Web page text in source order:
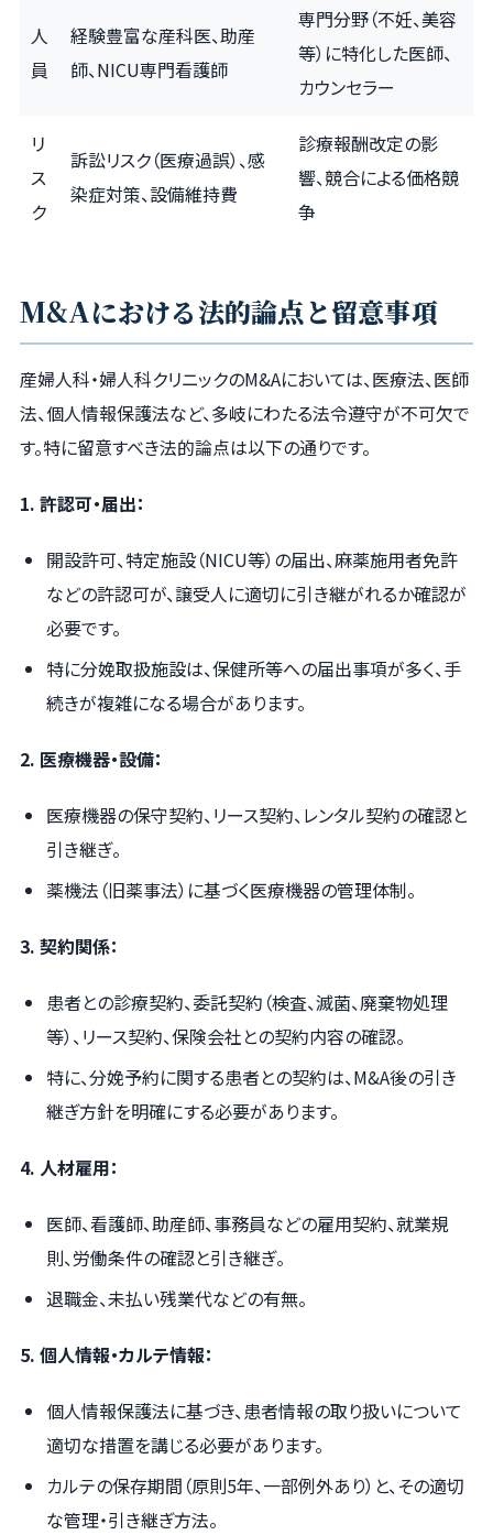
人
員
経験豊富な産科医、助産
師、NICU専門看護師
専門分野（不妊、美容
等）に特化した医師、
カウンセラー
リ
ス
ク
訴訟リスク（医療過誤）、感
染症対策、設備維持費
診療報酬改定の影
響、競合による価格競
争
M&Aにおける法的論点と留意事項
産婦人科・婦人科クリニックのM&Aにおいては、医療法、医師
法、個人情報保護法など、多岐にわたる法令遵守が不可欠で
す。特に留意すべき法的論点は以下の通りです。
1. 許認可・届出：
開設許可、特定施設（NICU等）の届出、麻薬施用者免許
などの許認可が、譲受人に適切に引き継がれるか確認が
必要です。
特に分娩取扱施設は、保健所等への届出事項が多く、手
続きが複雑になる場合があります。
2. 医療機器・設備：
医療機器の保守契約、リース契約、レンタル契約の確認と
引き継ぎ。
薬機法（旧薬事法）に基づく医療機器の管理体制。
3. 契約関係：
患者との診療契約、委託契約（検査、滅菌、廃棄物処理
等）、リース契約、保険会社との契約内容の確認。
特に、分娩予約に関する患者との契約は、M&A後の引き
継ぎ方針を明確にする必要があります。
4. 人材雇用：
医師、看護師、助産師、事務員などの雇用契約、就業規
則、労働条件の確認と引き継ぎ。
退職金、未払い残業代などの有無。
5. 個人情報・カルテ情報：
個人情報保護法に基づき、患者情報の取り扱いについて
適切な措置を講じる必要があります。
カルテの保存期間（原則5年、一部例外あり）と、その適切
な管理・引き継ぎ方法。